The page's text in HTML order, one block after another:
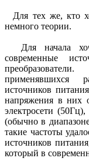
Для тех же, кто
немного теории.
Для начала
современные
применявшихся
источников
напряжения в них
электросети
(обычно в
такие частоты
источников
который в